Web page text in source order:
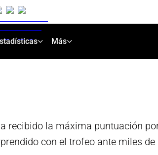
Más
recibido la máxima puntuación
con el trofeo ante miles de